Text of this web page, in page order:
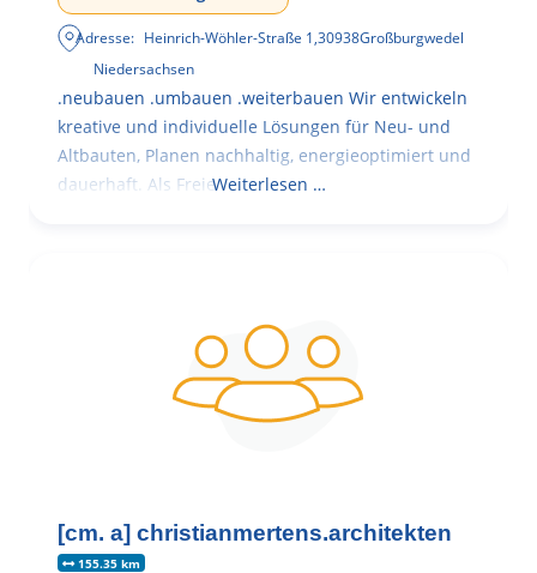
Adresse: Heinrich-Wöhler-Straße 1,30938Großburgwedel
Niedersachsen
.neubauen .umbauen .weiterbauen Wir entwickeln
kreative und individuelle Lösungen für Neu- und
Altbauten, Planen nachhaltig, energieoptimiert und
dauerhaft. Als FreieWeiterlesen …
[cm. a] christianmertens.architekten
155.35 km